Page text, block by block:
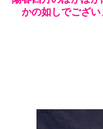
かの如しでござい